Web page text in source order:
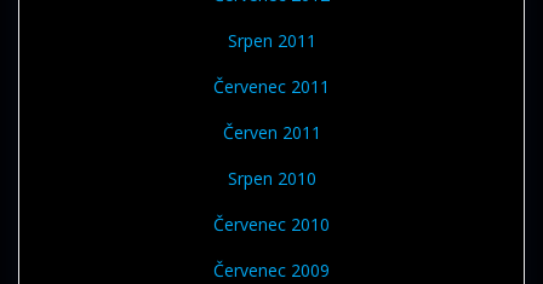
Srpen 2011
Červenec 2011
Červen 2011
Srpen 2010
Červenec 2010
Červenec 2009